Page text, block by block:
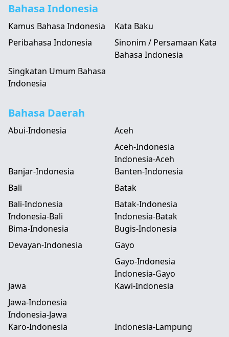
Bahasa Indonesia
Kamus Bahasa Indonesia
Kata Baku
Peribahasa Indonesia
Sinonim / Persamaan Kata
Bahasa Indonesia
Singkatan Umum Bahasa
Indonesia
Bahasa Daerah
Abui-Indonesia
Aceh
Aceh-Indonesia
Indonesia-Aceh
Banjar-Indonesia
Banten-Indonesia
Bali
Bali-Indonesia
Indonesia-Bali
Batak
Batak-Indonesia
Indonesia-Batak
Bima-Indonesia
Bugis-Indonesia
Devayan-Indonesia
Gayo
Gayo-Indonesia
Indonesia-Gayo
Jawa
Jawa-Indonesia
Indonesia-Jawa
Kawi-Indonesia
Karo-Indonesia
Indonesia-Lampung